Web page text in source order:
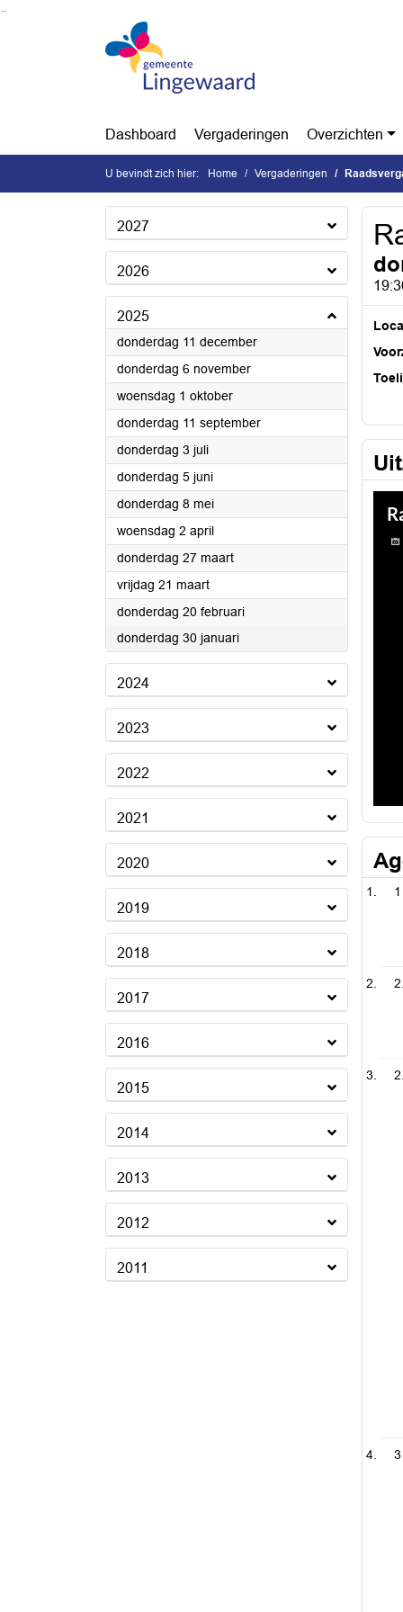
Ga naar de inhoud van deze pagina
Dashboard Vergaderingen Overzichten
U bevindt zich hier: Home Vergaderingen
2027
2026
2025
donderdag 11 december2025
donderdag 6 november2025
woensdag 1 oktober2025
donderdag 11 september2025
donderdag 3 juli2025
donderdag 5 juni2025
donderdag 8 mei2025
woensdag 2 april2025
donderdag 27 maart2025
vrijdag 21 maart2025
donderdag 20 februari2025
donderdag 30 januari2025
2024
2023
2022
2021
2020
2019
2018
2017
2016
2015
2014
2013
2012
2011
1
3